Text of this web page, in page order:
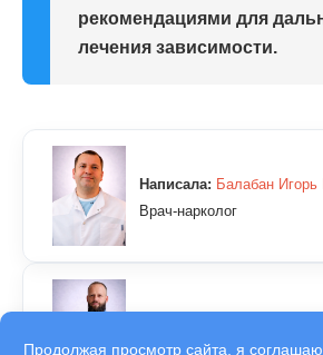
рекомендациями для
лечения зависимости.
Написала: Балабан Игорь
Врач-нарколог
Клинический психолог